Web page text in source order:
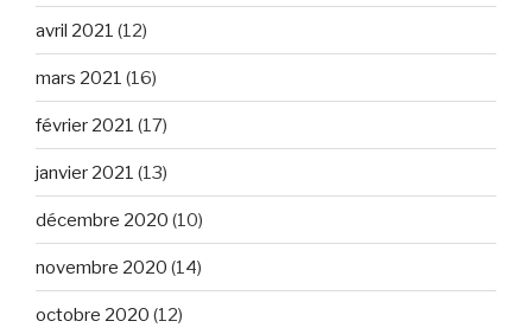
avril 2021 (12)
mars 2021 (16)
février 2021 (17)
janvier 2021 (13)
décembre 2020 (10)
novembre 2020 (14)
octobre 2020 (12)